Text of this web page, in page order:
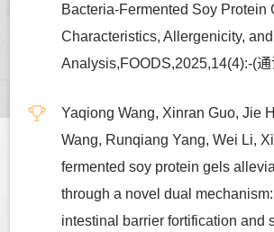
Bacteria-Fermented Soy Protein
Characteristics, Allergenicity,
Analysis,FOODS,2025,14(4):-(
Yaqiong Wang, Xinran Guo, Jie
Wang, Runqiang Yang, Wei Li,
fermented soy protein gels
through a novel dual
intestinal barrier fortification and